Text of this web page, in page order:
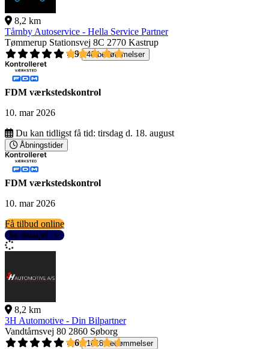
8,2 km
Tårnby Autoservice - Hella Service Partner
Tømmerup Stationsvej 8C 2770 Kastrup
4,9
40 bedømmelser
FDM værkstedskontrol
10. mar 2026
Du kan tidligst få tid: tirsdag d. 18. august
Åbningstider
FDM værkstedskontrol
10. mar 2026
Få tilbud online
Se detaljer
8,2 km
3H Automotive - Din Bilpartner
Vandtårnsvej 80 2860 Søborg
4,6
1618 bedømmelser